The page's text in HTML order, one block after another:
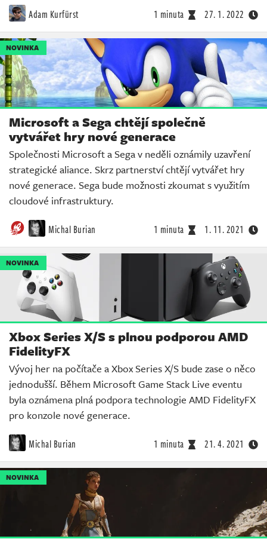
Adam Kurfürst 1 minuta 27. 1. 2022
NOVINKA
Microsoft a Sega chtějí společně
vytvářet hry nové generace
Společnosti Microsoft a Sega v neděli oznámily uzavření
strategické aliance. Skrz partnerství chtějí vytvářet hry
nové generace. Sega bude možnosti zkoumat s využitím
cloudové infrastruktury.
Michal Burian 1 minuta 1. 11. 2021
NOVINKA
Xbox Series X/S s plnou podporou AMD
FidelityFX
Vývoj her na počítače a Xbox Series X/S bude zase o něco
jednodušší. Během Microsoft Game Stack Live eventu
byla oznámena plná podpora technologie AMD FidelityFX
pro konzole nové generace.
Michal Burian 1 minuta 21. 4. 2021
NOVINKA